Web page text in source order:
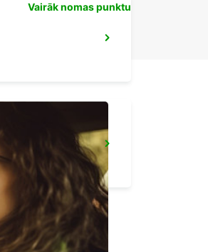
Vairāk nomas punktu